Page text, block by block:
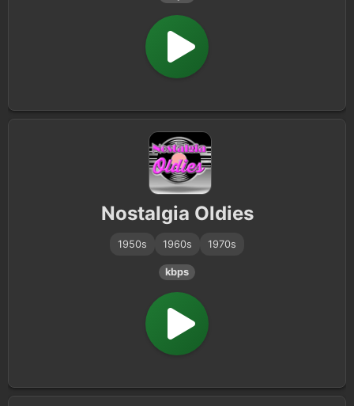
Nostalgia Oldies
1950s 1960s 1970s
kbps